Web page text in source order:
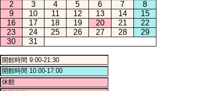
2
3 4 5 6 7
8
9
10 11 12 13 14
15
16
17 18 19 20 21
22
23
24 25 26 27 28
29
30
31